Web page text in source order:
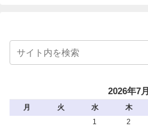
2026年7月
月 火 水 木
1
2